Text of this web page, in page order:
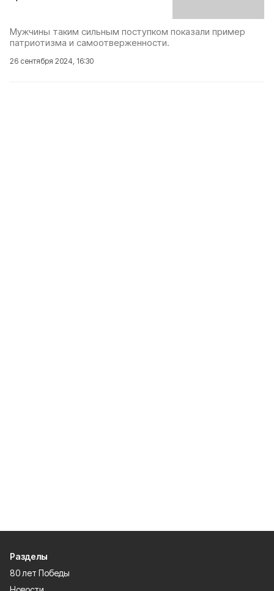
Мужчины таким сильным поступком показали пример
патриотизма и самоотверженности.
26 сентября 2024, 16:30
Разделы
80 лет Победы